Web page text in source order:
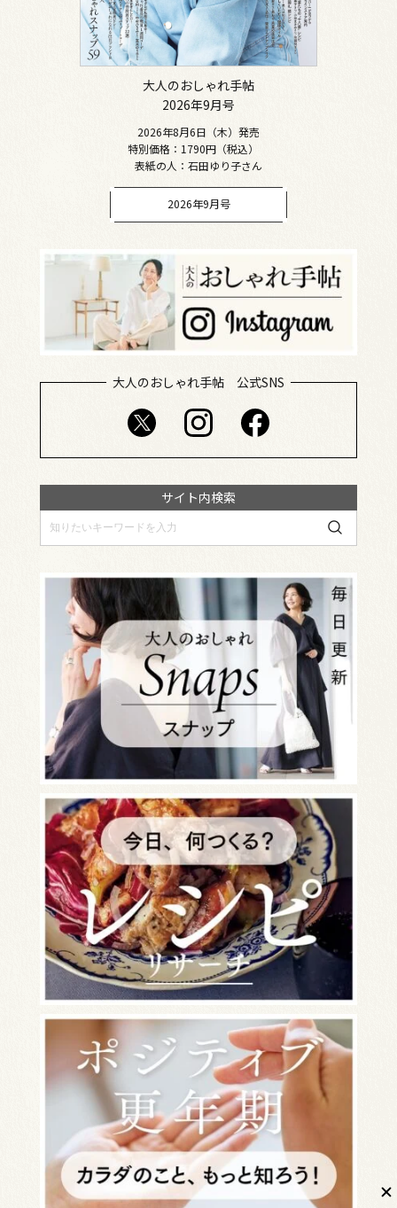
大人のおしゃれ手帖
2026年9月号
2026年8月6日（木）発売
特別価格：1790円（税込）
表紙の人：石田ゆり子さん
2026年9月号
大人のおしゃれ手帖 公式SNS
サイト内検索